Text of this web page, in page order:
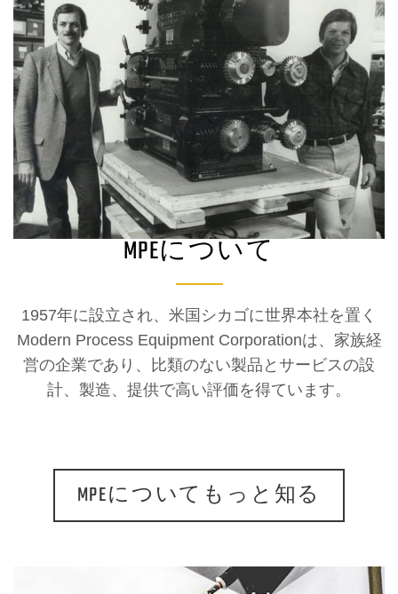
MPEについて
1957年に設立され、米国シカゴに世界本社を置く
Modern Process Equipment Corporationは、家族経
営の企業であり、比類のない製品とサービスの設
計、製造、提供で高い評価を得ています。
MPEについてもっと知る